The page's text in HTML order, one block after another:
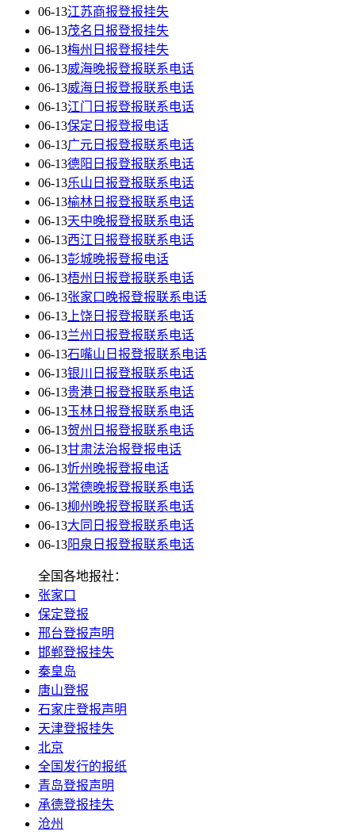
06-13江苏商报登报挂失
06-13茂名日报登报挂失
06-13梅州日报登报挂失
06-13威海晚报登报联系电话
06-13威海日报登报联系电话
06-13江门日报登报联系电话
06-13保定日报登报电话
06-13广元日报登报联系电话
06-13德阳日报登报联系电话
06-13乐山日报登报联系电话
06-13榆林日报登报联系电话
06-13天中晚报登报联系电话
06-13西江日报登报联系电话
06-13彭城晚报登报电话
06-13梧州日报登报联系电话
06-13张家口晚报登报联系电话
06-13 上饶日报登报联系电话
06-13兰州日报登报联系电话
06-13石嘴山日报登报联系电话
06-13银川日报登报联系电话
06-13贵港日报登报联系电话
06-13玉林日报登报联系电话
06-13贺州日报登报联系电话
06-13甘肃法治报登报电话
06-13忻州晚报登报电话
06-13常德晚报登报联系电话
06-13柳州晚报登报联系电话
06-13大同日报登报联系电话
06-13阳泉日报登报联系电话
全国各地报社：
张家口
保定登报
邢台登报声明
邯郸登报挂失
秦皇岛
唐山登报
石家庄登报声明
天津登报挂失
北京
全国发行的报纸
青岛登报声明
承德登报挂失
沧州